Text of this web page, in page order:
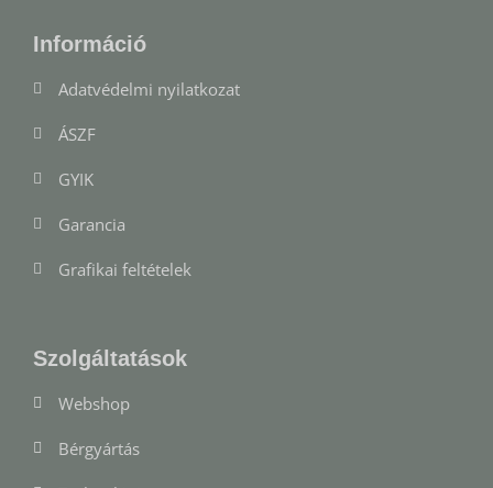
Információ
Adatvédelmi nyilatkozat
ÁSZF
GYIK
Garancia
Grafikai feltételek
Szolgáltatások
Webshop
Bérgyártás